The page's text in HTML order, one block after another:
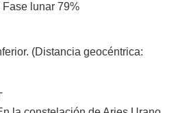
Fase lunar 79%
(Distancia geocéntrica: